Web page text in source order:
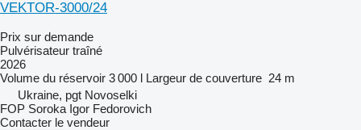
VEKTOR-3000/24
Prix sur demande
Pulvérisateur traîné
2026
Volume du réservoir 3 000 l Largeur de couverture 24 m
Ukraine, pgt Novoselki
FOP Soroka Igor Fedorovich
Contacter le vendeur